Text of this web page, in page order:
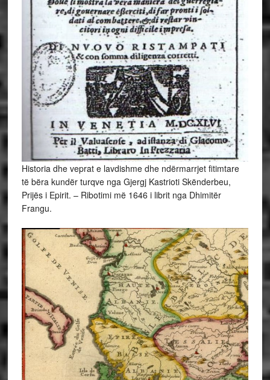
Historia dhe veprat e lavdishme dhe ndërmarrjet fitimtare
të bëra kundër turqve nga Gjergj Kastrioti Skënderbeu,
Prijës i Epirit. – Ribotimi më 1646 i librit nga Dhimitër
Frangu.